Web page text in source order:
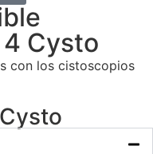
Cysto
con los cistoscopios